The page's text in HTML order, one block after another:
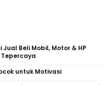
Jual Beli Mobil, Motor & HP
Tepercaya
untuk Motivasi